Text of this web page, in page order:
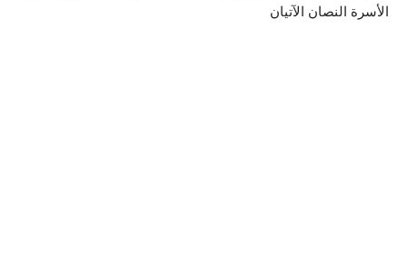
الأسرة النصان الآتيان